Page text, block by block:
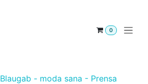
0
Blaugab - moda sana - Prensa